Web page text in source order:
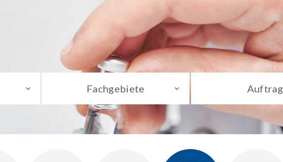
Fachgebiete Auftrag